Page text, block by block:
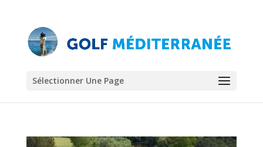
Sélectionner Une Page